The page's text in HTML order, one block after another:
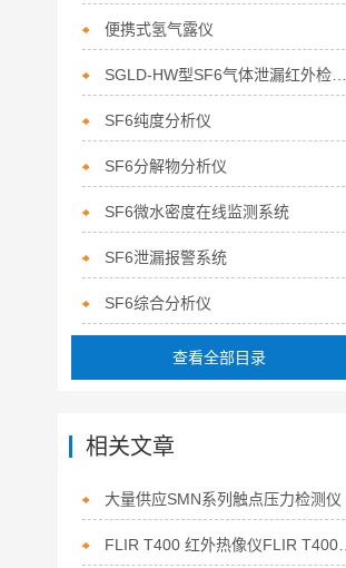
便携式氢气露仪
SGLD-HW型SF6气体泄漏红外检漏仪
SF6纯度分析仪
SF6分解物分析仪
SF6微水密度在线监测系统
SF6泄漏报警系统
SF6综合分析仪
查看全部目录
相关文章
大量供应SMN系列触点压力检测仪
FLIR T400 红外热像仪FLIR T400 红外热像仪